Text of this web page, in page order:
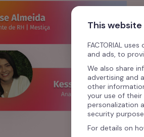
This
FACTORIAL
and ads, to
We also share
advertising and
other
your use of
personalization
security
For details on